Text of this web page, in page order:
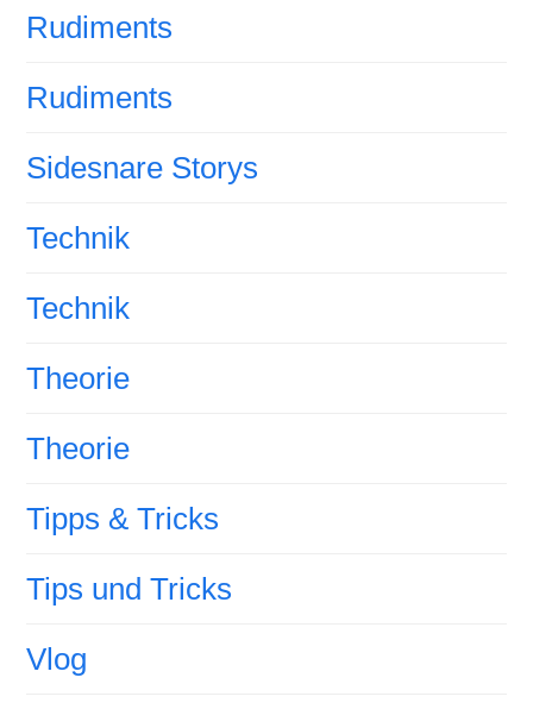
Rudiments
Rudiments
Sidesnare Storys
Technik
Technik
Theorie
Theorie
Tipps & Tricks
Tips und Tricks
Vlog